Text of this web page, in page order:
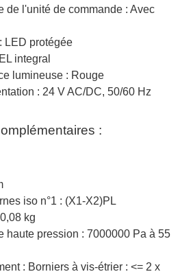
de l'unité de commande : Avec
LED protégée
integral
lumineuse : Rouge
: 24 V AC/DC, 50/60 Hz
:
iso n°1 : (X1-X2)PL
kg
haute pression : 7000000 Pa à 55
: Borniers à vis-étrier : <= 2 x